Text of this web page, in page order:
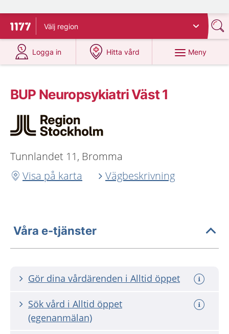
Till startsidan för 1177
Välj region
Logga in
på 1177.se
Hitta vård
på 1177.se
Meny
BUP Neuropsykiatri Väst 1
Tunnlandet 11, Bromma
Visa på karta
Vägbeskrivning
Våra e-tjänster
Gör dina vårdärenden i Alltid öppet
Sök vård i Alltid öppet
(egenanmälan)